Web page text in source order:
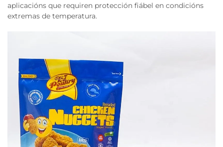
aplicacións que requiren protección fiábel en condicións
extremas de temperatura.